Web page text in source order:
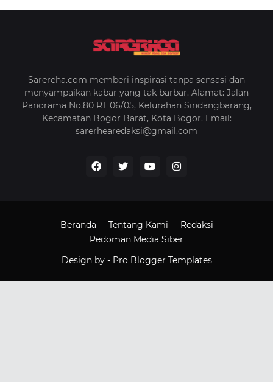
Sarereha.com memberi inspirasi tanpa sensasi dan
menyampaikan kabar yang tak barbar. Alamat: Jalan
Panorama No.80 RT 06/05, Kelurahan Sindangbarang,
Kecamatan Bogor Barat, Kota Bogor. Email:
sarerhearedaksi@gmail.com
Design by - Pro Blogger Templates
Beranda Tentang Kami
Redaksi
Pedoman Media Siber